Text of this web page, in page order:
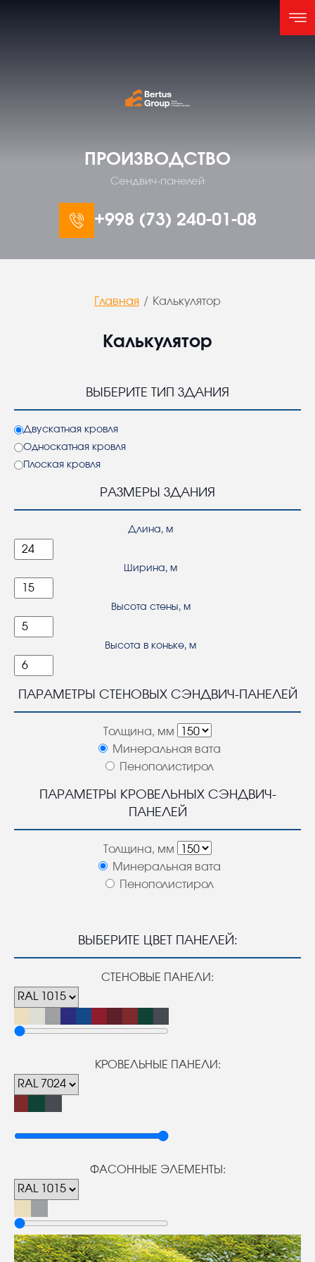
ПРОИЗВОДСТВО
Сендвич-панелей
+998 (73) 240-01-08
Главная / Калькулятор
Калькулятор
ВЫБЕРИТЕ ТИП ЗДАНИЯ
Двускатная кровля
Односкатная кровля
Плоская кровля
РАЗМЕРЫ ЗДАНИЯ
Длина, м
Ширина, м
Высота стены, м
Высота в коньке, м
ПАРАМЕТРЫ СТЕНОВЫХ СЭНДВИЧ-ПАНЕЛЕЙ
Толщина, мм
Минеральная вата
Пенополистирол
ПАРАМЕТРЫ КРОВЕЛЬНЫХ СЭНДВИЧ-
ПАНЕЛЕЙ
Толщина, мм
Минеральная вата
Пенополистирол
ВЫБЕРИТЕ ЦВЕТ ПАНЕЛЕЙ:
СТЕНОВЫЕ ПАНЕЛИ:
КРОВЕЛЬНЫЕ ПАНЕЛИ:
ФАСОННЫЕ ЭЛЕМЕНТЫ: